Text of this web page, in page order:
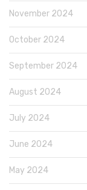
November 2024
October 2024
September 2024
August 2024
July 2024
June 2024
May 2024